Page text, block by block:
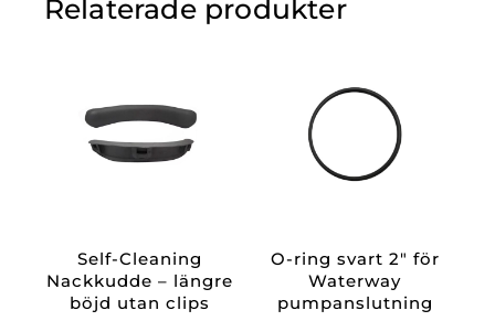
Relaterade produkter
Self-Cleaning
Nackkudde – längre
böjd utan clips
O-ring svart 2″ för
Waterway
pumpanslutning